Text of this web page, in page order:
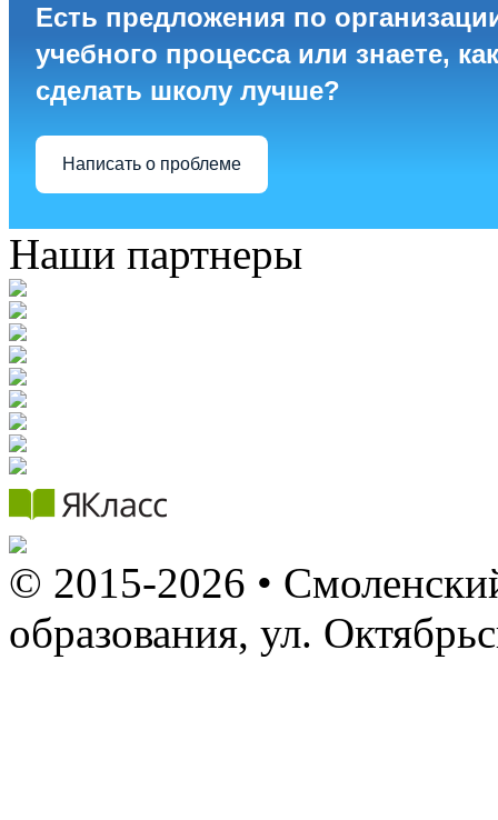
Есть предложения по
учебного процесса или знаете, как
сделать школу лучше?
Написать о проблеме
Наши партнеры
© 2015-2026 •
образования, ул.